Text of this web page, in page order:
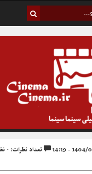
تعداد نظرات: ۰ نظر